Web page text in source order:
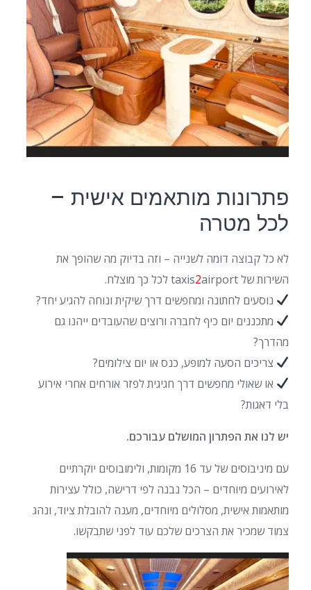
פתרונות מותאמים אישית –
לכל מטרה
לא כל קבוצה דומה לשנייה – וזה בדיוק מה שהופך את
השירות של taxis
2airport לכל כך מוצלח.
נוסעים לחתונה ומחפשים דרך שיקית ונוחה להגיע יחד?
מתכננים יום כיף לחברה ורוצים שהעובדים ייהנו גם
מהדרך?
צריכים הסעה למופע, כנס או יום צילומים?
או שאולי מחפשים דרך חגיגית לפזר אורחים אחרי אירוע
בלי דאגות?
יש לנו את הפתרון המושלם עבורכם.
עם מיניבוסים של עד 16 מקומות, ולימובוסים יוקרתיים
לאירועים מיוחדים – הכל נבנה לפי דרישה, כולל עצירות
מותאמות אישית, מסלולים מיוחדים, מענה להובלת ציוד, ונהג
צמוד שמכיר את הצרכים שלכם עוד לפני שתבקשו.